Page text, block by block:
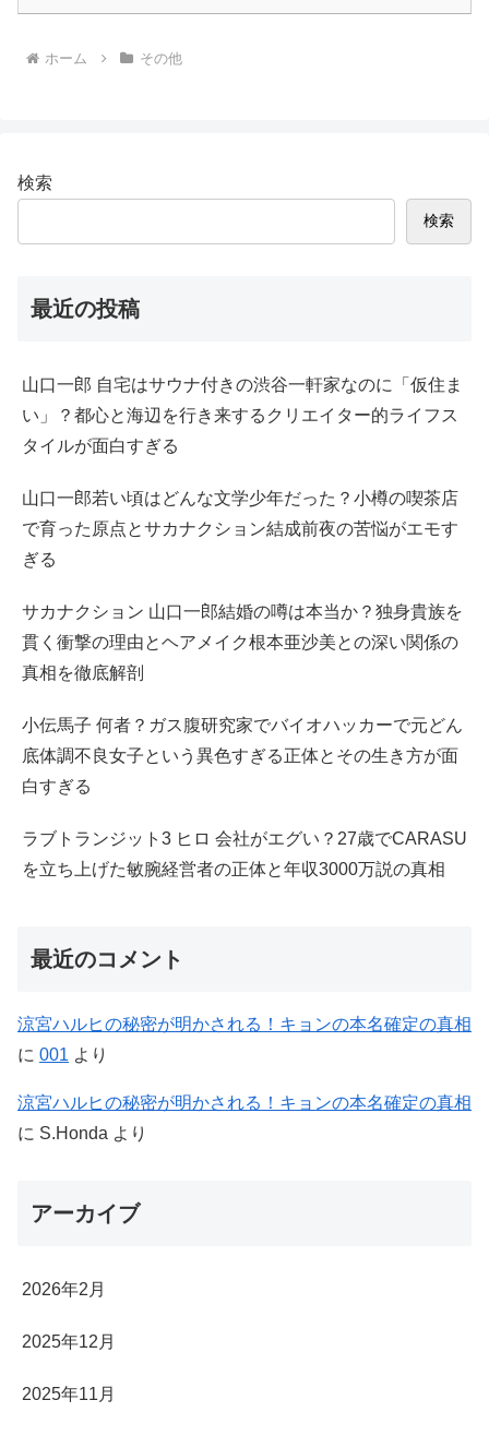
ホーム その他
検索
検索
最近の投稿
山口一郎 自宅はサウナ付きの渋谷一軒家なのに「仮住ま
い」？都心と海辺を行き来するクリエイター的ライフス
タイルが面白すぎる
山口一郎若い頃はどんな文学少年だった？小樽の喫茶店
で育った原点とサカナクション結成前夜の苦悩がエモす
ぎる
サカナクション 山口一郎結婚の噂は本当か？独身貴族を
貫く衝撃の理由とヘアメイク根本亜沙美との深い関係の
真相を徹底解剖
小伝馬子 何者？ガス腹研究家でバイオハッカーで元どん
底体調不良女子という異色すぎる正体とその生き方が面
白すぎる
ラブトランジット3 ヒロ 会社がエグい？27歳でCARASU
を立ち上げた敏腕経営者の正体と年収3000万説の真相
最近のコメント
涼宮ハルヒの秘密が明かされる！キョンの本名確定の真相
に 001 より
涼宮ハルヒの秘密が明かされる！キョンの本名確定の真相
に S.Honda より
アーカイブ
2026年2月
2025年12月
2025年11月